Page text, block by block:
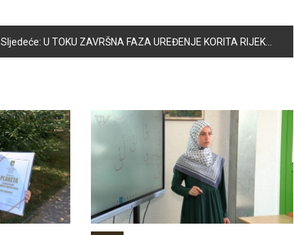
Sljedeće: U TOKU ZAVRŠNA FAZA UREĐENJE KORITA RIJEKE BOSNE U MZ SVRAKE